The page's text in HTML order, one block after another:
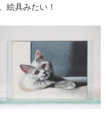
絵具みたい！